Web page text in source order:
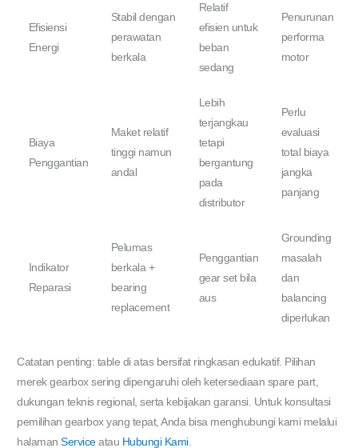
Efisiensi
Energi
Stabil dengan
perawatan
berkala
Relatif
efisien untuk
beban
sedang
Penurunan
performa
motor
Biaya
Penggantian
Maket relatif
tinggi namun
andal
Lebih
terjangkau
tetapi
bergantung
pada
distributor
Perlu
evaluasi
total biaya
jangka
panjang
Indikator
Reparasi
Pelumas
berkala +
bearing
replacement
Penggantian
gear set bila
aus
Grounding
masalah
dan
balancing
diperlukan
Catatan penting: table di atas bersifat ringkasan edukatif. Pilihan
merek gearbox sering dipengaruhi oleh ketersediaan spare part,
dukungan teknis regional, serta kebijakan garansi. Untuk konsultasi
pemilihan gearbox yang tepat, Anda bisa menghubungi kami melalui
halamanServiceatau Hubungi Kami.